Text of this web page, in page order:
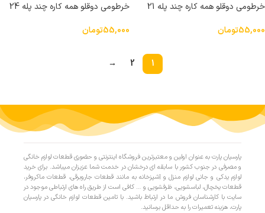
خرطومی دوقلو همه کاره چند پله 21
55,000تومان
خرطومی دوقلو همه کاره چند پله 24
55,000تومان
1
2
→
پارسیان پارت به عنوان اولین و معتبرترین فروشگاه اینترنتی و حضوری قطعات لوازم خانگی
و مصرفی در جنوب کشور با سابقه ای درخشان در خدمت شما عزیزان میباشد. برای خرید
لوازم یدکی و جانی لوازم منزل و آشپزخانه به مانند قطعات جاروبرقی، قطعات ماکروفر،
قطعات یخچال، لباسشویی، ظرفشویی و … کافی است از طریق راه های ارتباطی موجود در
سایت با کارشناسان فروش ما در ارتباط باشید. با تامین قطعات لوازم خانگی در پارسیان
پارت، هزینه تعمیرات را به حداقل برسانید.